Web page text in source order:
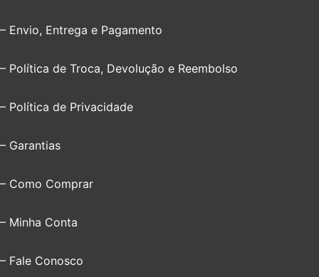
– Envio, Entrega e Pagamento
– Política de Troca, Devolução e Reembolso
– Política de Privacidade
– Garantias
– Como Comprar
– Minha Conta
– Fale Conosco